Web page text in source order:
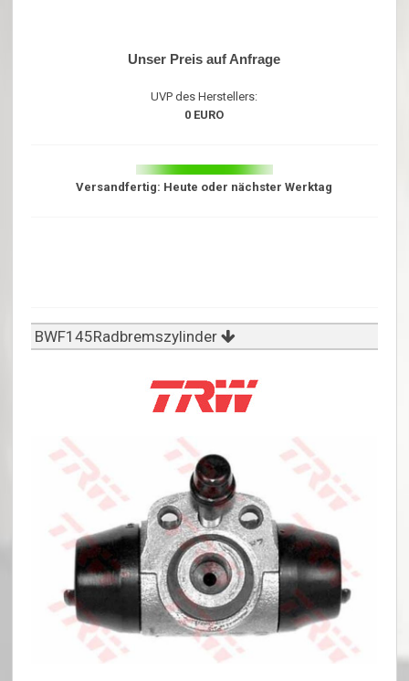
Unser Preis auf Anfrage
UVP des Herstellers:
0 EURO
Versandfertig: Heute oder nächster Werktag
BWF145Radbremszylinder